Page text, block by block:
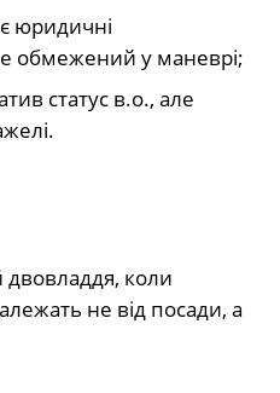
юридичні
обмежений у маневрі;
статус в.о., але
коли
не від посади, а